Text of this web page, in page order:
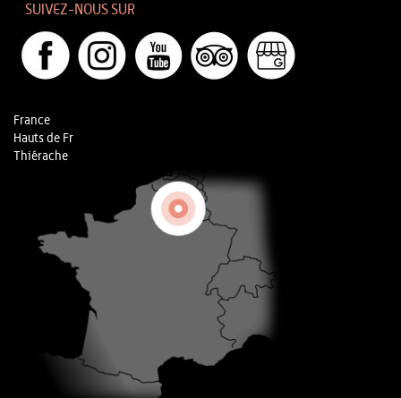
SUIVEZ-NOUS SUR
France
Hauts de Fr
Thiérache